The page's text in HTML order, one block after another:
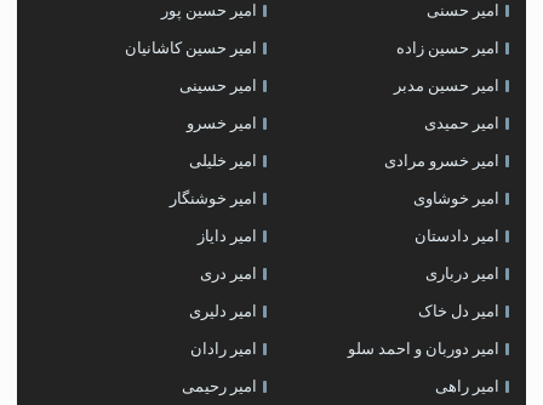
امیر حسنی امیر حسین پور
امیر حسین زاده امیر حسین کاشانیان
امیر حسین مدبر امیر حسینی
امیر حمیدی امیر خسرو
امیر خسرو مرادی امیر خلیلی
امیر خوشاوی امیر خوشنگار
امیر دادستان امیر دایاز
امیر درباری امیر دری
امیر دل خاک امیر دلیری
امیر دوربان و احمد سلو امیر رادان
امیر راهی امیر رحیمی